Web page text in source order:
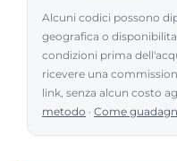
Alcuni codici possono
geografica o
condizioni prima
ricevere una
link, senza alcun costo
metodo · Come